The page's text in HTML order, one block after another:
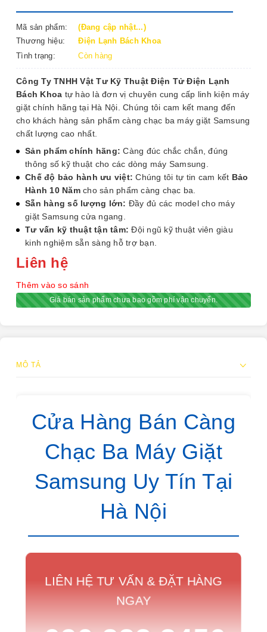
Mã sản phẩm:
(Đang cập nhật...)
Thương hiệu:
Điện Lạnh Bách Khoa
Tình trạng:
Còn hàng
Công Ty TNHH Vật Tư Kỹ Thuật Điện Tử Điện Lạnh
Bách Khoa tự hào là đơn vị chuyên cung cấp linh kiện máy
giặt chính hãng tại Hà Nội. Chúng tôi cam kết mang đến
cho khách hàng sản phẩm càng chạc ba máy giặt Samsung
chất lượng cao nhất.
Sản phẩm chính hãng: Càng đúc chắc chắn, đúng
thông số kỹ thuật cho các dòng máy Samsung.
Chế độ bảo hành ưu việt: Chúng tôi tự tin cam kết Bảo
Hành 10 Nămcho sản phẩm càng chạc ba.
Sẵn hàng số lượng lớn: Đầy đủ các model cho máy
giặt Samsung cửa ngang.
Tư vấn kỹ thuật tận tâm: Đội ngũ kỹ thuật viên giàu
kinh nghiệm sẵn sàng hỗ trợ bạn.
Liên hệ
Thêm vào so sánh
Giá bán sản phẩm chưa bao gồm phí vận chuyển.
MÔ TẢ
Cửa Hàng Bán Càng
Chạc Ba Máy Giặt
Samsung Uy Tín Tại
Hà Nội
LIÊN HỆ TƯ VẤN & ĐẶT HÀNG
NGAY